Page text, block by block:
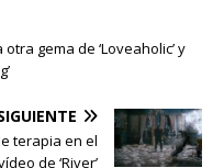
gema de ‘Loveaholic’ y
terapia en el
de ‘River’